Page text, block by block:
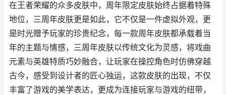
在王者荣耀的众多皮肤中，周年限定皮肤始终占据着特殊
地位，三周年皮肤更是如此，它不仅是一件虚拟外观，更
是时光赠予玩家的珍贵纪念，每一款周年皮肤都承载着当
年的主题与情感，三周年皮肤以传统文化为灵感，将戏曲
元素与英雄特质巧妙融合，让玩家在操控角色时仿佛穿越
古今，感受到设计者的匠心独运，这款皮肤的出现，不仅
丰富了游戏的美学表达，更成为连接玩家与游戏的纽带，